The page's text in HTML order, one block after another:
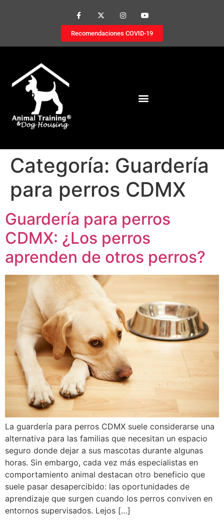
Recomendaciones COVID-19
Categoría: Guardería
para perros CDMX
Guardería para perros
CDMX: ¿Los perros
aprenden de otros perros?
La guardería para perros CDMX suele considerarse una
alternativa para las familias que necesitan un espacio
seguro donde dejar a sus mascotas durante algunas
horas. Sin embargo, cada vez más especialistas en
comportamiento animal destacan otro beneficio que
suele pasar desapercibido: las oportunidades de
aprendizaje que surgen cuando los perros conviven en
entornos supervisados. Lejos […]